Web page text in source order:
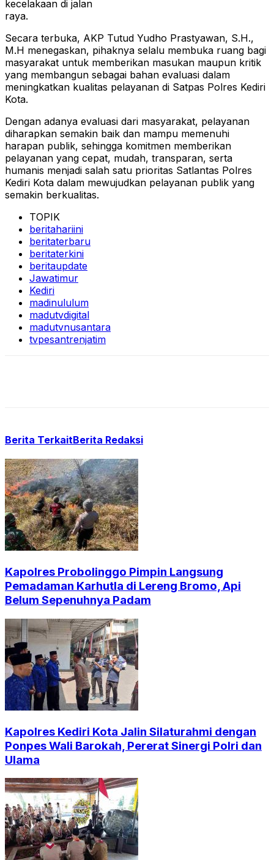
kecelakaan di jalan
raya.
Secara terbuka, AKP Tutud Yudho Prastyawan, S.H.,
M.H menegaskan, pihaknya selalu membuka ruang bagi
masyarakat untuk memberikan masukan maupun kritik
yang membangun sebagai bahan evaluasi dalam
meningkatkan kualitas pelayanan di Satpas Polres Kediri
Kota.
Dengan adanya evaluasi dari masyarakat, pelayanan
diharapkan semakin baik dan mampu memenuhi
harapan publik, sehingga komitmen memberikan
pelayanan yang cepat, mudah, transparan, serta
humanis menjadi salah satu prioritas Satlantas Polres
Kediri Kota dalam mewujudkan pelayanan publik yang
semakin berkualitas.
TOPIK
beritahariini
beritaterbaru
beritaterkini
beritaupdate
Jawatimur
Kediri
madinululum
madutvdigital
madutvnusantara
tvpesantrenjatim
Berita TerkaitBerita Redaksi
Kapolres Probolinggo Pimpin Langsung
Pemadaman Karhutla di Lereng Bromo, Api
Belum Sepenuhnya Padam
Kapolres Kediri Kota Jalin Silaturahmi dengan
Ponpes Wali Barokah, Pererat Sinergi Polri dan
Ulama